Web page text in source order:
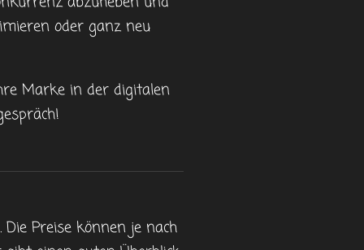
oder ganz neu
Marke in der digitalen
Preise können je nach